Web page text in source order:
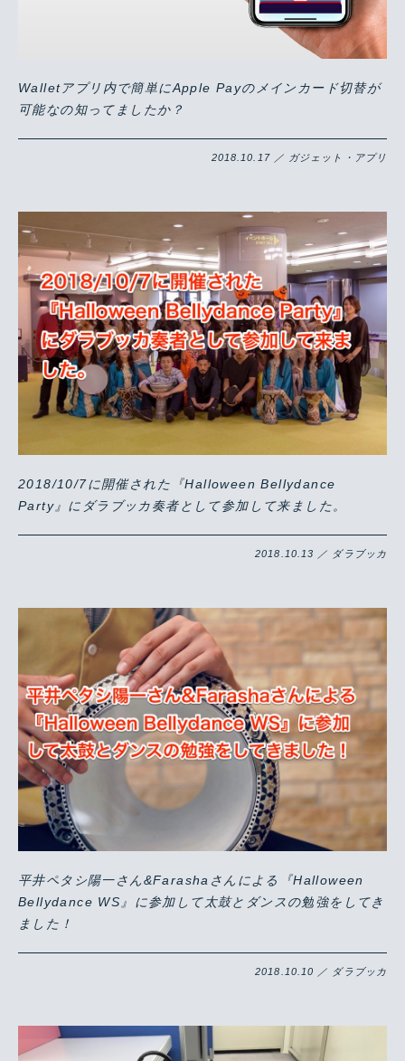
Walletアプリ内で簡単にApple Payのメインカード切替が
可能なの知ってましたか？
2018.10.17 ／ ガジェット・アプリ
2018/10/7に開催された『Halloween Bellydance
Party』にダラブッカ奏者として参加して来ました。
2018.10.13 ／ ダラブッカ
平井ペタシ陽一さん&Farashaさんによる『Halloween
Bellydance WS』に参加して太鼓とダンスの勉強をしてき
ました！
2018.10.10 ／ ダラブッカ
Warning /home/yutastmf/yutas.net/public_html/wp/wp-content/themes/yutas2018/include/nav.php